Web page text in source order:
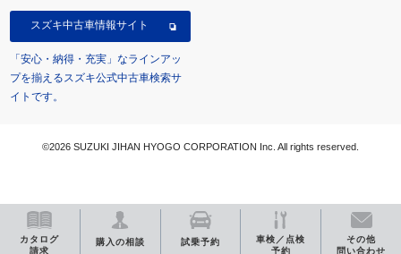
カタログ
請求
購入の相談 試乗予約
車検／点検
予約
その他
問い合わせ
スズキ中古車情報サイト
「安心・納得・充実」なラインアッ
プを揃えるスズキ公式中古車検索サ
イトです。
©2026 SUZUKI JIHAN HYOGO CORPORATION Inc. All rights reserved.